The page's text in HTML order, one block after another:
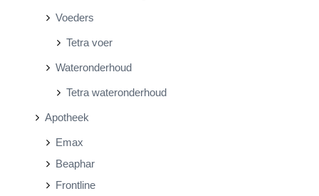
Voeders
Tetra voer
Wateronderhoud
Tetra wateronderhoud
Apotheek
Emax
Beaphar
Frontline